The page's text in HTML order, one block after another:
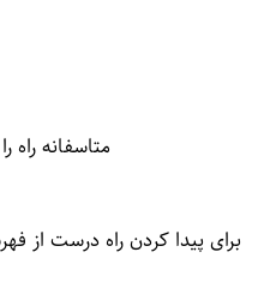
متاسفانه راه
برای پیدا کردن راه درست از